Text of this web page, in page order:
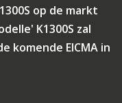
op de markt
K1300S zal
komende EICMA in